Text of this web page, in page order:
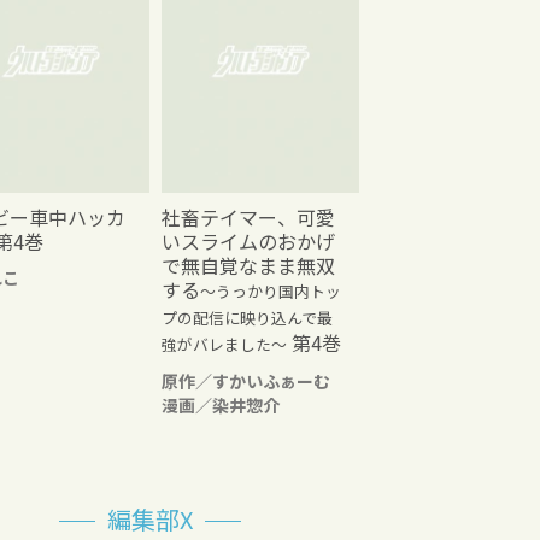
ー車中ハッカ
4巻
社畜テイマー、可愛
いスライムのおかげ
で無自覚なまま無双
する～うっかり国内トッ
プの配信に映り込んで最
強がバレました～ 第4巻
原作／すかいふぁーむ
漫画／染井惣介
編集部X